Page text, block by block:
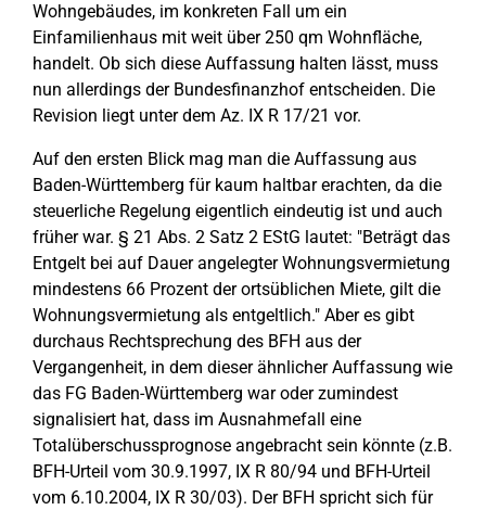
Wohngebäudes, im konkreten Fall um ein
Einfamilienhaus mit weit über 250 qm Wohnfläche,
handelt. Ob sich diese Auffassung halten lässt, muss
nun allerdings der Bundesfinanzhof entscheiden. Die
Revision liegt unter dem Az. IX R 17/21 vor.
Auf den ersten Blick mag man die Auffassung aus
Baden-Württemberg für kaum haltbar erachten, da die
steuerliche Regelung eigentlich eindeutig ist und auch
früher war. § 21 Abs. 2 Satz 2 EStG lautet: "Beträgt das
Entgelt bei auf Dauer angelegter Wohnungsvermietung
mindestens 66 Prozent der ortsüblichen Miete, gilt die
Wohnungsvermietung als entgeltlich." Aber es gibt
durchaus Rechtsprechung des BFH aus der
Vergangenheit, in dem dieser ähnlicher Auffassung wie
das FG Baden-Württemberg war oder zumindest
signalisiert hat, dass im Ausnahmefall eine
Totalüberschussprognose angebracht sein könnte (z.B.
BFH-Urteil vom 30.9.1997, IX R 80/94 und BFH-Urteil
vom 6.10.2004, IX R 30/03). Der BFH spricht sich für